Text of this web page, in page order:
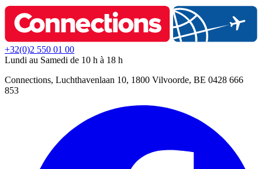
+32(0)2 550 01 00
Lundi au Samedi de 10 h à 18 h
Connections, Luchthavenlaan 10, 1800 Vilvoorde, BE 0428 666
853